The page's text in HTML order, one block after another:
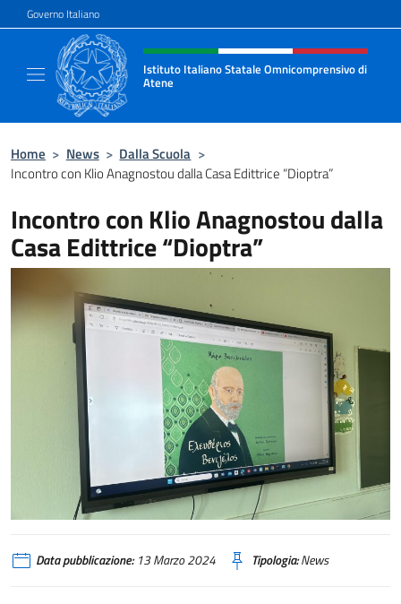
Salta al contenuto
Governo Italiano
Intestazione sito, social e menù
Istituto Italiano Statale Omnicomprensivo di
Atene
Home > News > Dalla Scuola >
Incontro con Klio Anagnostou dalla Casa Edittrice “Dioptra”
Incontro con Klio Anagnostou dalla
Casa Edittrice “Dioptra”
Data pubblicazione:13 Marzo 2024 Tipologia:News